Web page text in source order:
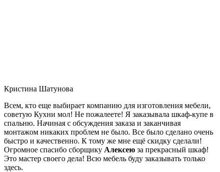
Кристина Шатунова
Всем, кто еще выбирает компанию для изготовления мебели,
советую Кухни мол! Не пожалеете! Я заказывала шкаф-купе в
спальню. Начиная с обсуждения заказа и заканчивая
монтажом никаких проблем не было. Все было сделано очень
быстро и качественно. К тому же мне ещё скидку сделали!
Огромное спасибо сборщику Алексею за прекрасный шкаф!
Это мастер своего дела! Всю мебель буду заказывать только
здесь.